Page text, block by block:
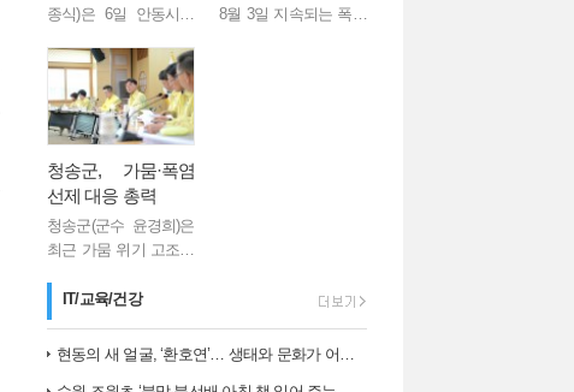
종식)은 6일 안동시에
에서 도내 유치원방과
후과정전담사 60여 명
을 대상으로 ‘2026년 유
치원방과후과정전담사
했다...
8월 3일 지속되는 폭염
청송군, 가뭄·폭염
선제 대응 총력
청송군(군수 윤경희)은
최근 가뭄 위기 고조와
해를 최소화하기 위해
6일 긴급 대책회의를
개최하고 주요 현장을
IT/교육/건강
현동의 새 얼굴, ‘환호연’… 생태와 문화가 어우러진 주민 명소로 거듭나…